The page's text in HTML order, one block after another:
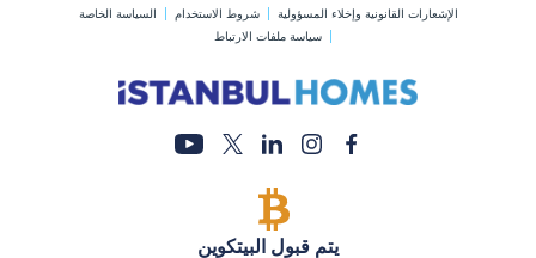
الإشعارات القانونية وإخلاء المسؤولية
شروط الاستخدام
السياسة الخاصة
سياسة ملفات الارتباط
يتم قبول البيتكوين